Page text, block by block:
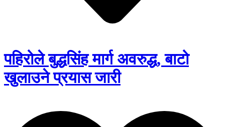
पहिरोले बुद्धसिंह मार्ग अवरुद्ध, बाटो
खुलाउने प्रयास जारी